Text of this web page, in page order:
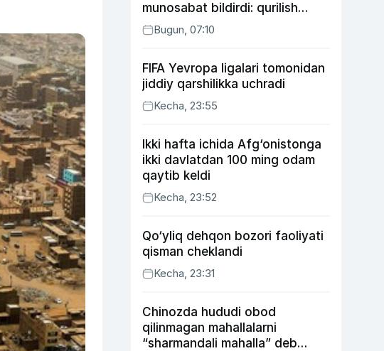
munosabat bildirdi: qurilish
ishlarining 53 foizi yakunlangan
Bugun, 07:10
FIFA Yevropa ligalari tomonidan
jiddiy qarshilikka uchradi
Kecha, 23:55
Ikki hafta ichida Afg‘onistonga
ikki davlatdan 100 ming odam
qaytib keldi
Kecha, 23:52
Qo‘yliq dehqon bozori faoliyati
qisman cheklandi
Kecha, 23:31
Chinozda hududi obod
qilinmagan mahallalarni
“sharmandali mahalla” deb